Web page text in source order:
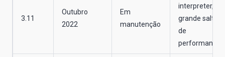
3.11
Outubro
2022
Em
manutenção
interpreter,
grande salto
de
performance